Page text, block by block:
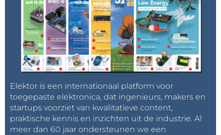
Elektor is een internationaal platform voor
toegepaste elektronica, dat ingenieurs, makers en
startups voorziet van kwalitatieve content,
praktische kennis en inzichten uit de industrie. Al
meer dan 60 jaar ondersteunen we een